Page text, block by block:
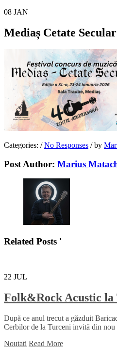
08 JAN
Mediaș Cetate
Categories: / No Responses /by
Post Author: Marius
Related Posts '
22 JUL
Folk&Rock Acustic
După ce anul trecut a găzduit
Cerbilor de la Turceni invită din
Noutati Read More